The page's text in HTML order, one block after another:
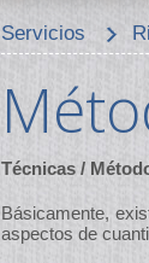
Servicios
Técnicas /
Básicamente,
aspectos de